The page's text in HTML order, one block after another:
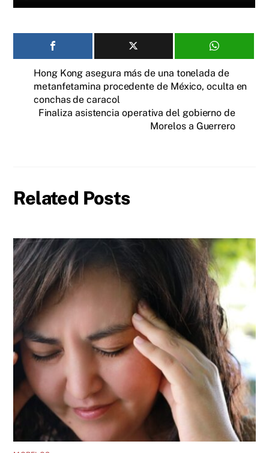
Hong Kong asegura más de una tonelada de
metanfetamina procedente de México, oculta en
conchas de caracol
Finaliza asistencia operativa del gobierno de
Morelos a Guerrero
Related Posts